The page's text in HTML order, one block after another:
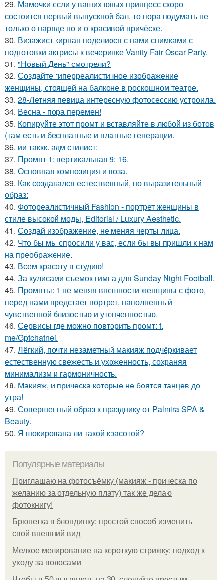
29. Мамочки если у ваших юных принцесс скоро
состоится первый выпускной бал, то пора подумать не
только о наряде но и о красивой причёске.
30. Визажист кирнан поделиося с нами снимками с
подготовки актрисы к вечеринке Vanity Fair Oscar Party.
31. "Новый День" смотрели?
32. Создайте гиперреалистичное изображение
женщины, стоящей на балконе в роскошном театре.
33. 28-Летняя певица интересную фотосессию устроила.
34. Весна - пора перемен!
35. Копируйте этот промт и вставляйте в любой из ботов
(там есть и бесплатные и платные генерации.
36. ии таккк. адм стилист:
37. Промпт 1: вертикальная 9: 16.
38. Основная композиция и поза.
39. Как создавался естественный, но выразительный
образ:
40. Фотореалистичный Fashion - портрет женщины в
стиле высокой моды, Editorial / Luxury Aesthetic.
41. Создай изображение, не меняя черты лица.
42. Что бы мы спросили у вас, если бы вы пришли к нам
на преображение.
43. Всем красоту в студию!
44. За кулисами съемок гимна для Sunday Night Football.
45. Промпты: 1 не меняя внешности женщины с фото,
перед нами предстает портрет, наполненный
чувственной близостью и утонченностью.
46. Сервисы где можно повторить промт: t.
me/Gptchatnei.
47. Лёгкий, почти незаметный макияж подчёркивает
естественную свежесть и ухоженность, сохраняя
минимализм и гармоничность.
48. Макияж, и прическа которые не боятся танцев до
утра!
49. Совершенный образ к празднику от Palmira SPA &
Beauty.
50. Я шокирована ли такой красотой?
Популярные материалы
Приглашаю на фотосъёмку (макияж - прическа по
желанию за отдельную плату) так же делаю
фотокнигу!
Брюнетка в блондинку: простой способ изменить
свой внешний вид
Мелкое мелирование на короткую стрижку: подход к
уходу за волосами